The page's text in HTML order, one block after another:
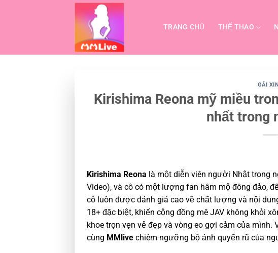
TRANG CHỦ THỂ THAO
GÁI
Kirishima Reona mỹ miều
nhất trong
Kirishima Reona là một diễn viên người Nhật trong
Video), và cô có một lượng fan hâm mộ đông đảo,
cô luôn được đánh giá cao về chất lượng và nội
18+ đặc biệt, khiến cộng đồng mê JAV không khỏi
khoe trọn vẹn vẻ đẹp và vòng eo gợi cảm của mình.
cùng MMlive chiêm ngưỡng bộ ảnh quyến rũ của